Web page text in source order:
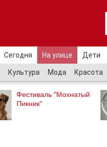
Сегодня На улице Дети
Культура Мода Красота
Фестиваль "Мохнатый
Пикник"